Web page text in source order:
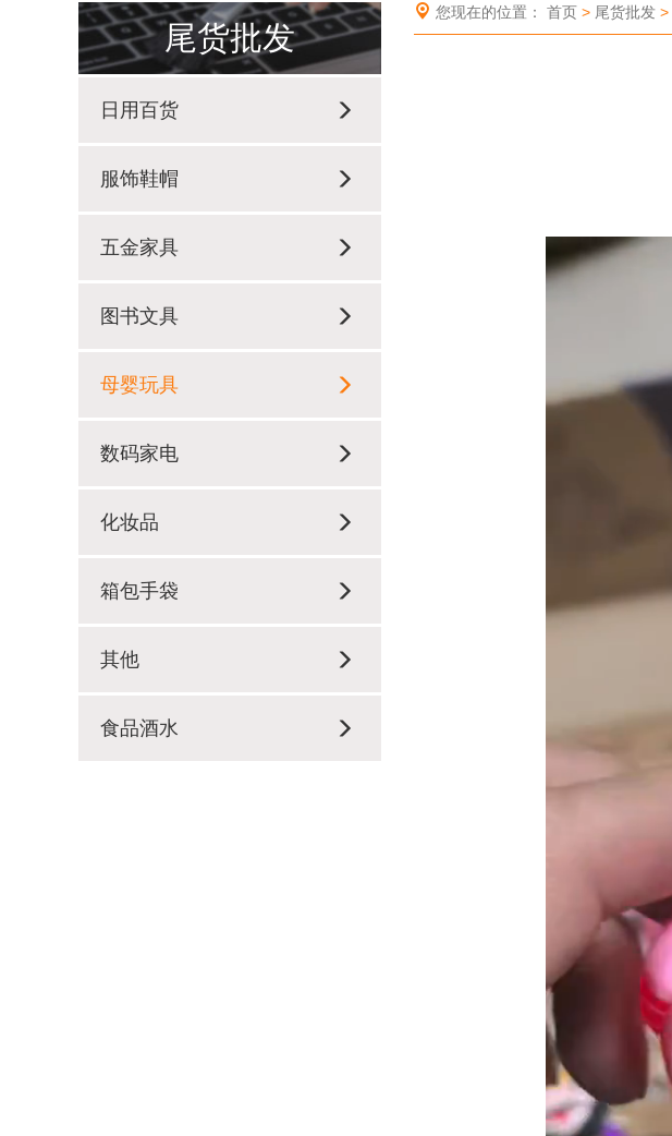
尾货批发
日用百货
服饰鞋帽
五金家具
图书文具
母婴玩具
数码家电
化妆品
箱包手袋
其他
食品酒水
您现在的位置： 首页> 尾货批发>